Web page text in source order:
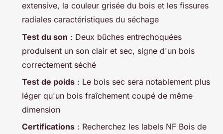
extensive, la couleur grisée du bois et les fissures
radiales caractéristiques du séchage
Test du son : Deux bûches entrechoquées
produisent un son clair et sec, signe d'un bois
correctement séché
Test de poids : Le bois sec sera notablement plus
léger qu'un bois fraîchement coupé de même
dimension
Certifications : Recherchez les labels NF Bois de